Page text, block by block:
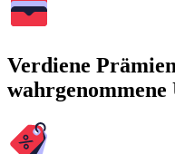
Verdiene